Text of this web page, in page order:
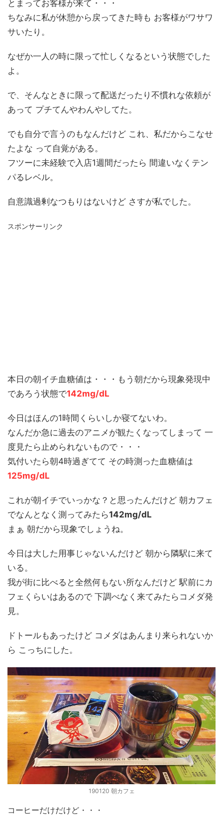
とまってお客様が来て・・・
ちなみに私が休憩から戻ってきた時も お客様がワサワ
サいたり。
なぜか一人の時に限って忙しくなるという状態でした
よ。
で、そんなときに限って配送だったり不慣れな依頼が
あって プチてんやわんやしてた。
でも自分で言うのもなんだけど これ、私だからこなせ
たよな って自覚がある。
フツーに未経験で入店1週間だったら 間違いなくテン
パるレベル。
自意識過剰なつもりはないけど さすが私でした。
スポンサーリンク
本日の朝イチ血糖値は・・・もう朝だから現象発現中
であろう状態で142mg/dL
今日はほんの1時間くらいしか寝てないわ。
なんだか急に過去のアニメが観たくなってしまって 一
度見たら止められないもので・・・
気付いたら朝4時過ぎてて その時測った血糖値は
125mg/dL
これが朝イチでいっかな？と思ったんだけど 朝カフェ
でなんとなく測ってみたら142mg/dL
まぁ 朝だから現象でしょうね。
今日は大した用事じゃないんだけど 朝から隣駅に来て
いる。
我が街に比べると全然何もない所なんだけど 駅前にカ
フェくらいはあるので 下調べなく来てみたらコメダ発
見。
ドトールもあったけど コメダはあんまり来られないか
ら こっちにした。
190120 朝カフェ
コーヒーだけだけど・・・